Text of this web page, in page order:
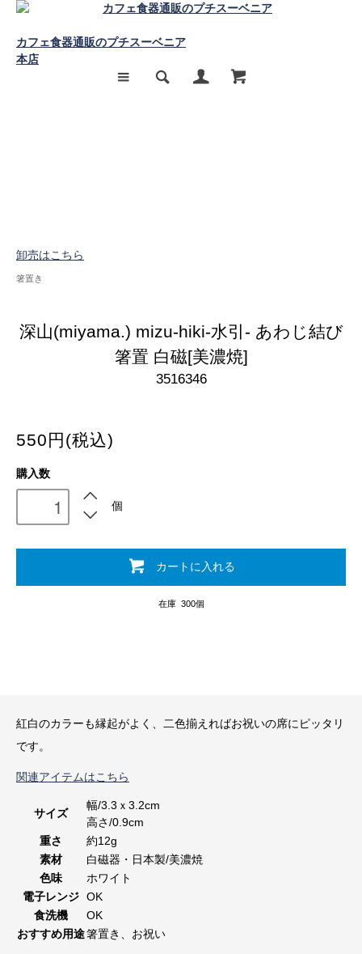
カフェ食器通販のプチスーベニア
本店
卸売はこちら
箸置き
深山(miyama.) mizu-hiki-水引- あわじ結び
箸置 白磁[美濃焼]
3516346
550円(税込)
購入数
個
カートに入れる
在庫 300個
紅白のカラーも縁起がよく、二色揃えればお祝いの席にピッタリ
です。
関連アイテムはこちら
サイズ
幅/3.3ｘ3.2cm
高さ/0.9cm
重さ
約12g
素材
白磁器・日本製/美濃焼
色味
ホワイト
電子レンジ OK
食洗機
OK
おすすめ用途箸置き、お祝い